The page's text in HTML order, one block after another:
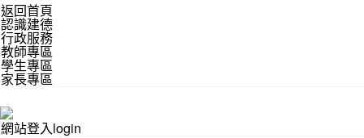
返回首頁
認識建德
行政服務
教師專區
學生專區
家長專區
網站登入login